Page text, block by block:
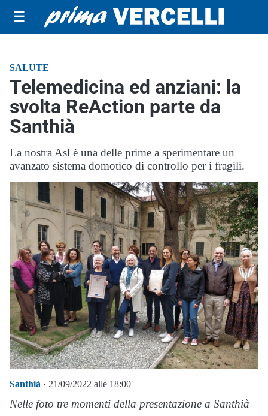
☰
SALUTE
Telemedicina ed anziani: la
svolta ReAction parte da
Santhià
La nostra Asl è una delle prime a sperimentare un
avanzato sistema domotico di controllo per i fragili.
Santhià · 21/09/2022 alle 18:00
Nelle foto tre momenti della presentazione a Santhià